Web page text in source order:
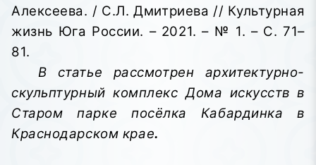
Алексеева. / С.Л. Дмитриева // Культурная
жизнь Юга России. – 2021. – № 1. – С. 71–
81.
В статье рассмотрен архитектурно-
скульптурный комплекс Дома искусств в
Старом парке посёлка Кабардинка в
Краснодарском крае.